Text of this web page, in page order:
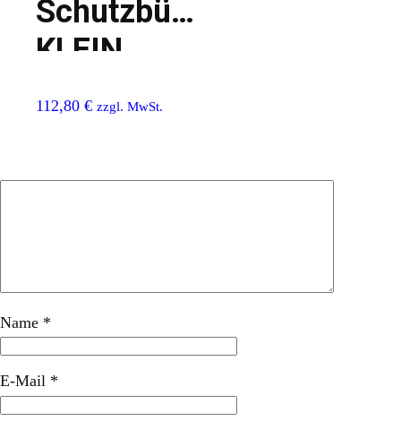
Schutzbügel
KLEIN
112,80 € zzgl. MwSt.
Name *
E-Mail *